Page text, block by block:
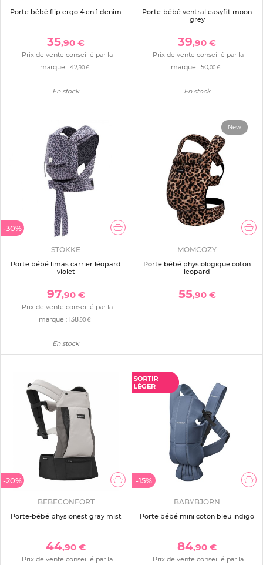
Porte bébé flip ergo 4 en 1 denim
35,90 €
Prix de vente conseillé par la
marque : 42,90 €
En stock
Porte-bébé ventral easyfit moon
grey
39,90 €
Prix de vente conseillé par la
marque :50 ,00 €
En stock
-30%
STOKKE
Porte bébé limas carrier léopard
violet
97,90 €
Prix de vente conseillé par la
marque : 138,90 €
En stock
New
MOMCOZY
Porte bébé physiologique coton
leopard
55,90 €
-20%
BEBECONFORT
Porte-bébé physionest gray mist
44,90 €
Prix de vente conseillé par la
-15%
BABYBJORN
Porte bébé mini coton bleu indigo
84,90 €
Prix de vente conseillé par la